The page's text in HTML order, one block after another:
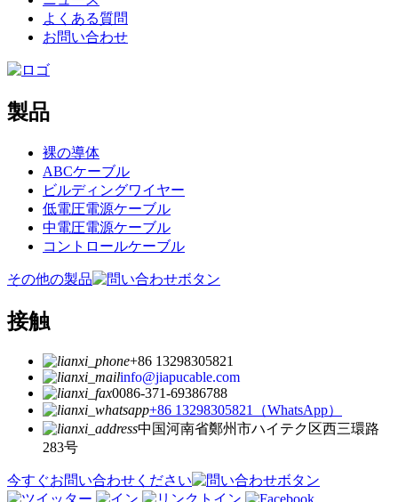
よくある質問
お問い合わせ
製品
裸の導体
ABCケーブル
ビルディングワイヤー
低電圧電源ケーブル
中電圧電源ケーブル
コントロールケーブル
その他の製品
接触
+86 13298305821
info@jiapucable.com
0086-371-69386788
+86 13298305821（WhatsApp）
中国河南省鄭州市ハイテク区西三環路
283号
今すぐお問い合わせください